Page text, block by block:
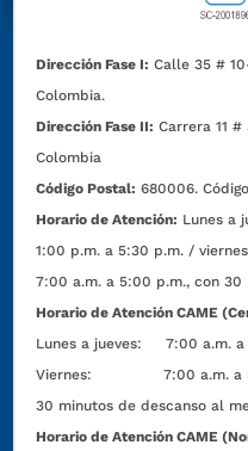
Dirección Fase I: Calle 35 #
Colombia.
Dirección Fase II: Carrera 11
Colombia
Código Postal: 680006.
Horario de Atención: Lunes a
1:00 p.m. a 5:30 p.m. /
7:00 a.m. a 5:00 p.m., con
Horario de Atención CAME
Lunes a jueves: 7:00 a.m. a
Viernes: 7:00 a.m. a
30 minutos de descanso al
Horario de Atención CAME